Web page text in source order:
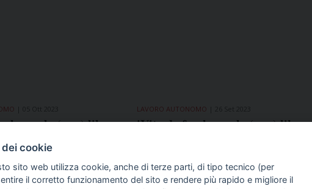
la (non) libera
del sindacato ai
autonomi
LAVORO AUTONOMO
'Vita da freelance, la (non) libera
dei cookie
sito web utilizza cookie, anche di terze parti, di tipo tecnico (per
il corretto funzionamento del sito e rendere più rapido e migliore il